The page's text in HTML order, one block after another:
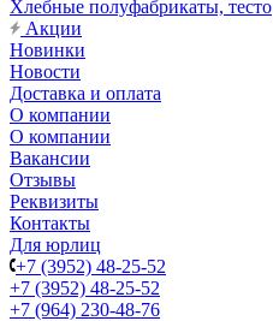
Хлебные полуфабрикаты, тесто
Акции
Новинки
Новости
Доставка и оплата
О компании
О компании
Вакансии
Отзывы
Реквизиты
Контакты
Для юрлиц
+7 (3952) 48-25-52
+7 (3952) 48-25-52
+7 (964) 230-48-76